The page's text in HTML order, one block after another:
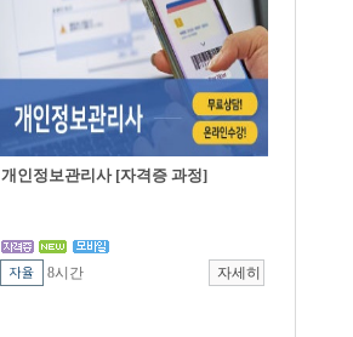
개인정보관리사 [자격증 과정]
8시간